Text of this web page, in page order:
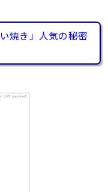
焼き」人気の秘密